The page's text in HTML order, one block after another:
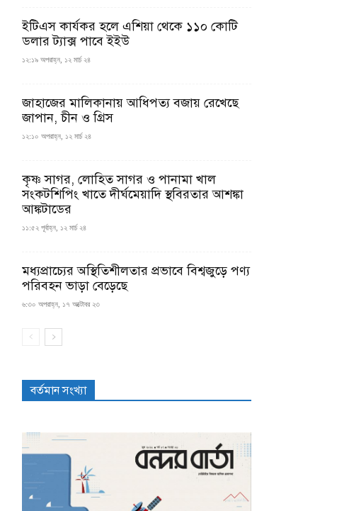
ইটিএস কার্যকর হলে এশিয়া থেকে ১১০ কোটি
ডলার ট্যাক্স পাবে ইইউ
১২:১৯ অপরাহ্ন, ১২ মার্চ ২৪
জাহাজের মালিকানায় আধিপত্য বজায় রেখেছে
জাপান, চীন ও গ্রিস
১২:১০ অপরাহ্ন, ১২ মার্চ ২৪
কৃষ্ণ সাগর, লোহিত সাগর ও পানামা খাল
সংকটশিপিং খাতে দীর্ঘমেয়াদি স্থবিরতার আশঙ্কা
আঙ্কটাডের
১১:৫২ পূর্বাহ্ন, ১২ মার্চ ২৪
মধ্যপ্রাচ্যের অস্থিতিশীলতার প্রভাবে বিশ্বজুড়ে পণ্য
পরিবহন ভাড়া বেড়েছে
৬:৩০ অপরাহ্ন, ১৭ অক্টোবর ২৩
বর্তমান সংখ্যা